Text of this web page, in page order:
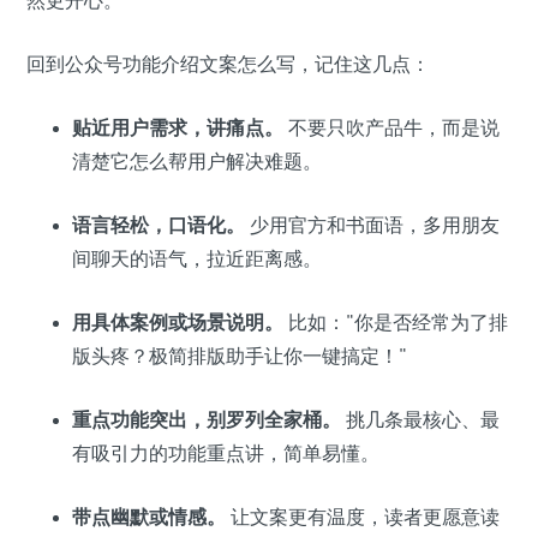
回到公众号功能介绍文案怎么写，记住这几点：
贴近用户需求，讲痛点。
不要只吹产品牛，而是说
清楚它怎么帮用户解决难题。
语言轻松，口语化。
少用官方和书面语，多用朋友
间聊天的语气，拉近距离感。
用具体案例或场景说明。
比如："你是否经常为了排
版头疼？极简排版助手让你一键搞定！"
重点功能突出，别罗列全家桶。
挑几条最核心、最
有吸引力的功能重点讲，简单易懂。
带点幽默或情感。
让文案更有温度，读者更愿意读